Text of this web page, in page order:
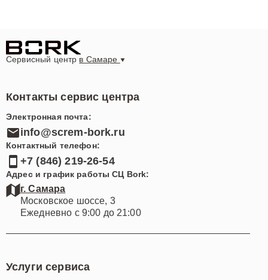
Сервисный центр в Самаре
Контакты сервис центра
Электронная почта:
info@screm-bork.ru
Контактный телефон:
+7 (846) 219-26-54
Адрес и график работы СЦ Bork:
г. Самара
Московское шоссе, 3
Ежедневно с 9:00 до 21:00
Услуги сервиса